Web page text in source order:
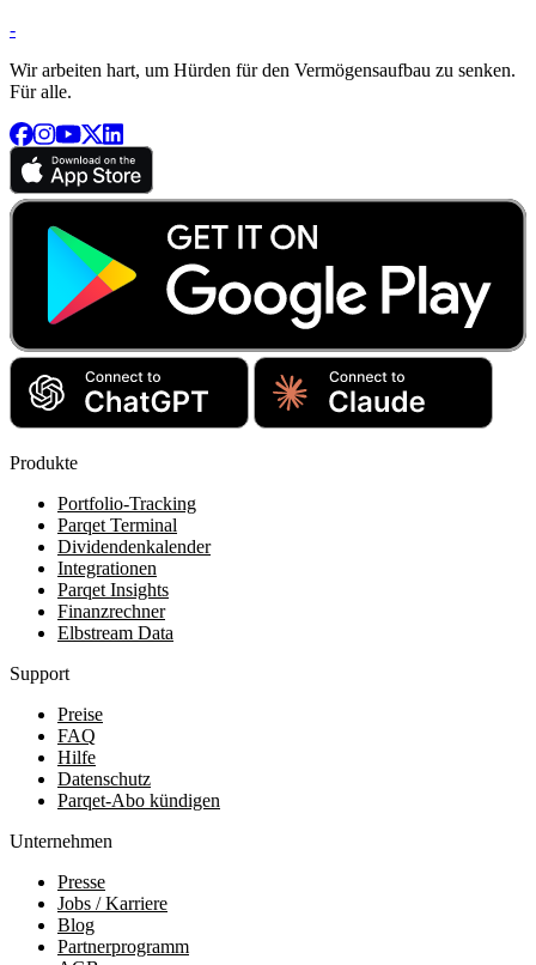
-
Wir arbeiten hart, um Hürden für den Vermögensaufbau zu senken.
Für alle.
Produkte
Portfolio-Tracking
Parqet Terminal
Dividendenkalender
Integrationen
Parqet Insights
Finanzrechner
Elbstream Data
Support
Preise
FAQ
Hilfe
Datenschutz
Parqet-Abo kündigen
Unternehmen
Presse
Jobs / Karriere
Blog
Partnerprogramm